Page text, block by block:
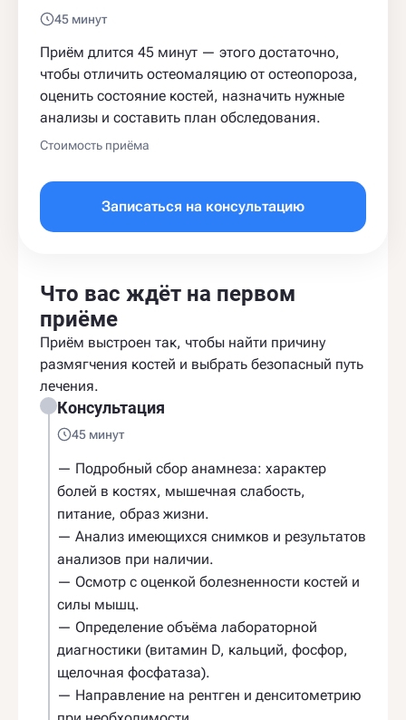
45 минут
Приём длится 45 минут — этого достаточно,
чтобы отличить остеомаляцию от остеопороза,
оценить состояние костей, назначить нужные
анализы и составить план обследования.
Стоимость приёма
Записаться на консультацию
Что вас ждёт на первом
приёме
Приём выстроен так, чтобы найти причину
размягчения костей и выбрать безопасный путь
лечения.
Консультация
45 минут
— Подробный сбор анамнеза: характер
болей в костях, мышечная слабость,
питание, образ жизни.
— Анализ имеющихся снимков и результатов
анализов при наличии.
— Осмотр с оценкой болезненности костей и
силы мышц.
— Определение объёма лабораторной
диагностики (витамин D, кальций, фосфор,
щелочная фосфатаза).
— Направление на рентген и денситометрию